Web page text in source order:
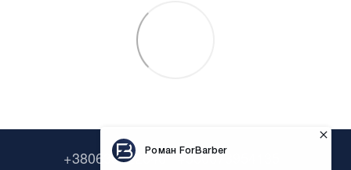
+380638322646 +380673954135